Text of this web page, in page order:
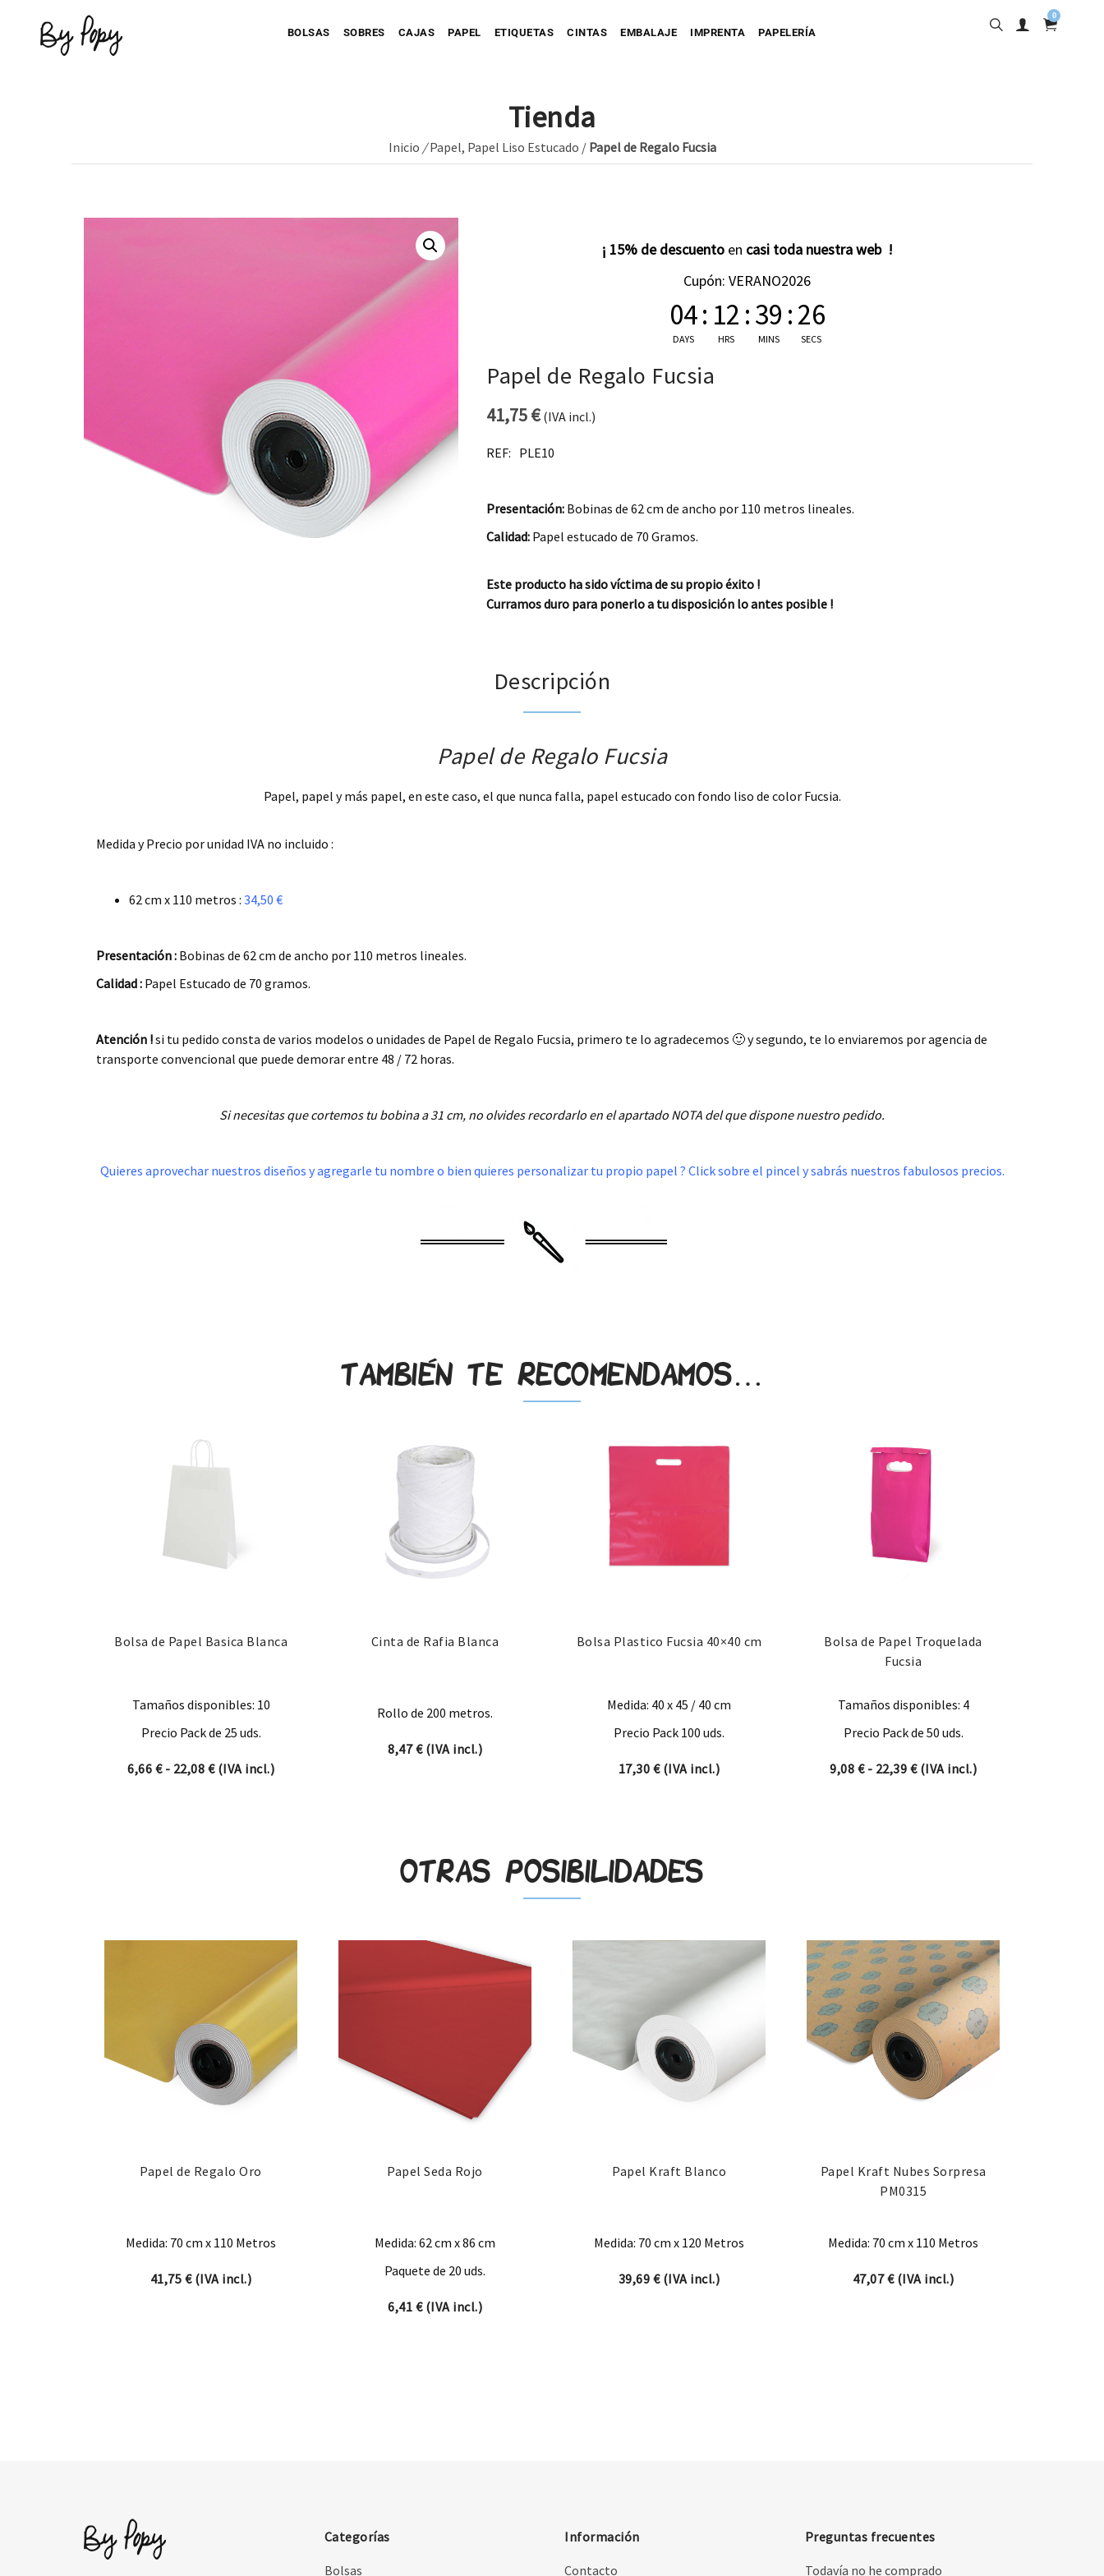
0
BOLSAS SOBRES
Personaliza tu Sobre
CAJAS
Personaliza tu Caja Caja automontable
Caja para Envío impresa
PAPEL ETIQUETAS
Etiqueta Adhesiva
Etiqueta Colgante
CINTAS EMBALAJE
Personaliza tu Precinto
IMPRENTA PAPELERÍA
Tienda
Inicio /Papel, Papel Liso Estucado / Papel de Regalo Fucsia
¡ 15% de descuento en casi toda nuestra web !
Cupón: VERANO2026
04
DAYS
: 12
HRS
:39
MINS
:25
SECS
Papel de Regalo Fucsia
41,75€(IVA incl.)
REF: PLE10
Presentación: Bobinas de 62 cm de ancho por 110 metros lineales.
Calidad: Papel estucado de 70 Gramos.
Este producto ha sido víctima de su propio éxito !
Curramos duro para ponerlo a tu disposición lo antes posible !
Descripción
Papel de Regalo Fucsia
Papel, papel y más papel, en este caso, el que nunca falla, papel estucado con fondo liso de color Fucsia.
Medida y Precio por unidad IVA no incluido :
62 cm x 110 metros : 34,50 €
Presentación : Bobinas de 62 cm de ancho por 110 metros lineales.
Calidad : Papel Estucado de 70 gramos.
Atención !si tu pedido consta de varios modelos o unidades de Papel de Regalo Fucsia, primero te lo agradecemos 🙂 y segundo, te lo enviaremos por agencia de
transporte convencional que puede demorar entre 48 / 72 horas.
Si necesitas que cortemos tu bobina a 31 cm, no olvides recordarlo en el apartado NOTA del que dispone nuestro pedido.
Quieres aprovechar nuestros diseños y agregarle tu nombre o bien quieres personalizar tu propio papel ? Click sobre el pincel y sabrás nuestros fabulosos precios.
También te recomendamos…
Bolsa de Papel Basica Blanca
Tamaños disponibles: 10
Precio Pack de 25 uds.
6,66 € - 22,08 €Rango de precios: desde 6,66 € hasta 22,08 €
(IVA incl.)
Cinta de Rafia Blanca
Rollo de 200 metros.
8,47€(IVA incl.)
Bolsa Plastico Fucsia 40×40 cm
Medida: 40 x 45 / 40 cm
Precio Pack 100 uds.
17,30 €(IVA incl.)
Bolsa de Papel Troquelada
Fucsia
Tamaños disponibles: 4
Precio Pack de 50 uds.
9,08 € - 22,39 €Rango de precios: desde 9,08 €
(IVA incl.)
Otras posibilidades
Papel de Regalo Oro
Medida: 70 cm x 110 Metros
41,75 €(IVA incl.)
Papel Seda Rojo
Medida: 62 cm x 86 cm
Paquete de 20 uds.
6,41 €(IVA incl.)
Papel Kraft Blanco
Medida: 70 cm x 120 Metros
39,69 €(IVA incl.)
Papel Kraft Nubes Sorpresa
PM0315
Medida: 70 cm x 110 Metros
47,07€(IVA incl.)
Categorías
Bolsas
Información
Contacto
Preguntas frecuentes
Todavía no he comprado